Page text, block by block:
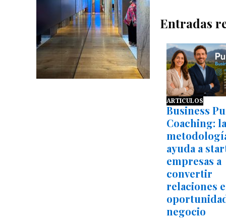
Entradas
ARTICULOS
Business
Coaching: la
ayuda a
empresas a
convertir
relaciones
negocio